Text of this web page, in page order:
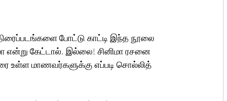
போட்டு காட்டி இந்த நூலை
என்று கேட்டால், இல்லை! சினிமா ரசனை
உள்ள மாணவர்களுக்கு எப்படி சொல்லித்